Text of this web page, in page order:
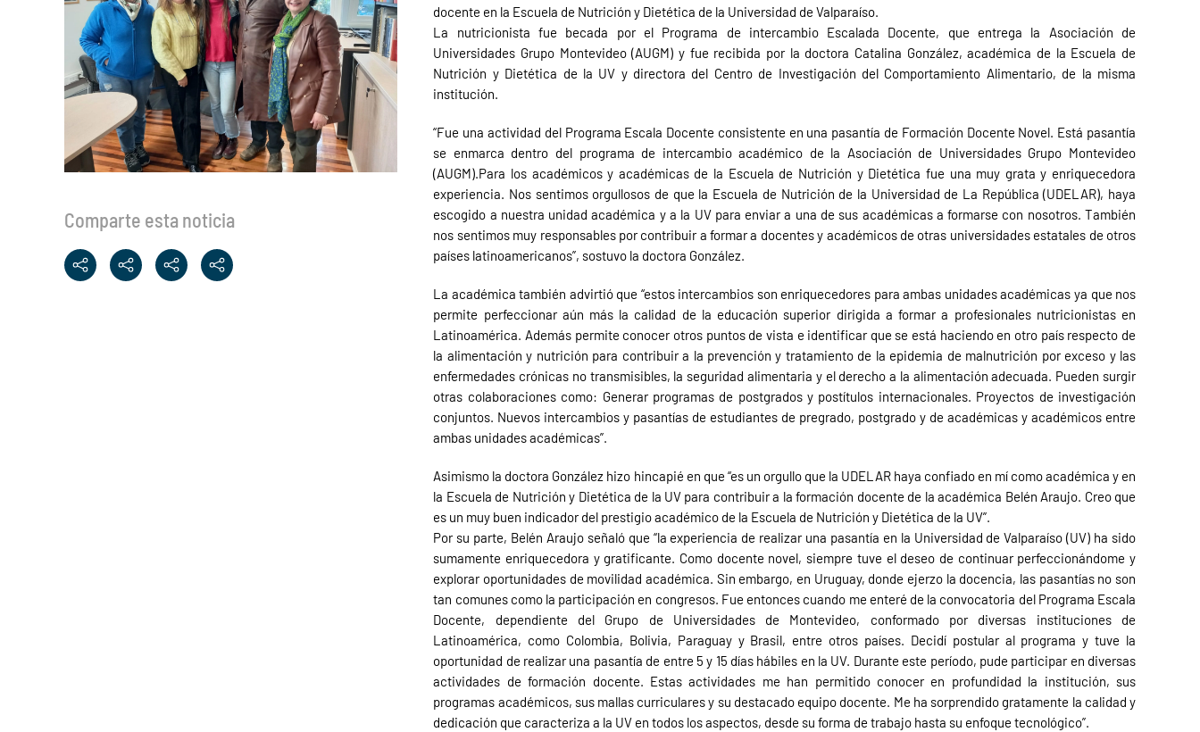
Comparte esta noticia
docente en la Escuela de Nutrición y Dietética de la Universidad de Valparaíso.
La nutricionista fue becada por el Programa de intercambio Escalada Docente, que entrega la Asociación de
Universidades Grupo Montevideo (AUGM) y fue recibida por la doctora Catalina González, académica de la Escuela de
Nutrición y Dietética de la UV y directora del Centro de Investigación del Comportamiento Alimentario, de la misma
institución.
“Fue una actividad del Programa Escala Docente consistente en una pasantía de Formación Docente Novel. Está pasantía
se enmarca dentro del programa de intercambio académico de la Asociación de Universidades Grupo Montevideo
(AUGM).Para los académicos y académicas de la Escuela de Nutrición y Dietética fue una muy grata y enriquecedora
experiencia. Nos sentimos orgullosos de que la Escuela de Nutrición de la Universidad de La República (UDELAR), haya
escogido a nuestra unidad académica y a la UV para enviar a una de sus académicas a formarse con nosotros. También
nos sentimos muy responsables por contribuir a formar a docentes y académicos de otras universidades estatales de otros
países latinoamericanos”, sostuvo la doctora González.
La académica también advirtió que “estos intercambios son enriquecedores para ambas unidades académicas ya que nos
permite perfeccionar aún más la calidad de la educación superior dirigida a formar a profesionales nutricionistas en
Latinoamérica. Además permite conocer otros puntos de vista e identificar que se está haciendo en otro país respecto de
la alimentación y nutrición para contribuir a la prevención y tratamiento de la epidemia de malnutrición por exceso y las
enfermedades crónicas no transmisibles, la seguridad alimentaria y el derecho a la alimentación adecuada. Pueden surgir
otras colaboraciones como: Generar programas de postgrados y postítulos internacionales. Proyectos de investigación
conjuntos. Nuevos intercambios y pasantías de estudiantes de pregrado, postgrado y de académicas y académicos entre
ambas unidades académicas”.
Asimismo la doctora González hizo hincapié en que “es un orgullo que la UDELAR haya confiado en mí como académica y en
la Escuela de Nutrición y Dietética de la UV para contribuir a la formación docente de la académica Belén Araujo. Creo que
es un muy buen indicador del prestigio académico de la Escuela de Nutrición y Dietética de la UV”.
Por su parte, Belén Araujo señaló que “la experiencia de realizar una pasantía en la Universidad de Valparaíso (UV) ha sido
sumamente enriquecedora y gratificante. Como docente novel, siempre tuve el deseo de continuar perfeccionándome y
explorar oportunidades de movilidad académica. Sin embargo, en Uruguay, donde ejerzo la docencia, las pasantías no son
tan comunes como la participación en congresos. Fue entonces cuando me enteré de la convocatoria del Programa Escala
Docente, dependiente del Grupo de Universidades de Montevideo, conformado por diversas instituciones de
Latinoamérica, como Colombia, Bolivia, Paraguay y Brasil, entre otros países. Decidí postular al programa y tuve la
oportunidad de realizar una pasantía de entre 5 y 15 días hábiles en la UV. Durante este período, pude participar en diversas
actividades de formación docente. Estas actividades me han permitido conocer en profundidad la institución, sus
programas académicos, sus mallas curriculares y su destacado equipo docente. Me ha sorprendido gratamente la calidad y
dedicación que caracteriza a la UV en todos los aspectos, desde su forma de trabajo hasta su enfoque tecnológico”.